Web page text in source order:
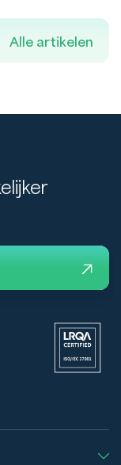
Alle artikelen